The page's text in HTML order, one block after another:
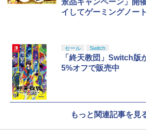
景品キャンペーン」開
イしてゲーミングノー
の景品がもらえるチャ
セール Switch
「終天教団」Switch版
5%オフで販売中
もっと関連記事を見